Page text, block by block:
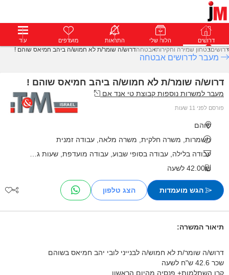
דרושים פרופילים הודעות פרימיום דרושים הלוח שלי התראות מועדפים עוד
דרושיםבטחון שמירה וחקירותאבטחהדרוש/ה שומר/ת לא חמוש/ה ביהב חמיאס שוהם !
מעבר לדרושים אבטחה
דרוש/ה שומר/ת לא חמוש/ה ביהב חמיאס שוהם !
מעבר למשרות נוספות קבוצת טי אנד אם
פורסם לפני 11 שעות
שוהם
משמרות, משרה חלקית, משרה מלאה, עבודה זמנית
עבודה בלילה, עבודה בסופי שבוע, עבודה מועדפת, שעות גמישות
42.00₪ לשעה
הגש מועמדות
תיאור המשרה:
דרוש/ה שומר/ת לא חמוש/ה לבנייני לובי יהב חמיאס בשוהם
שכר 42.6 ש"ח לשעה
קרן השתלמות+ פנסיה מהיום הראשון